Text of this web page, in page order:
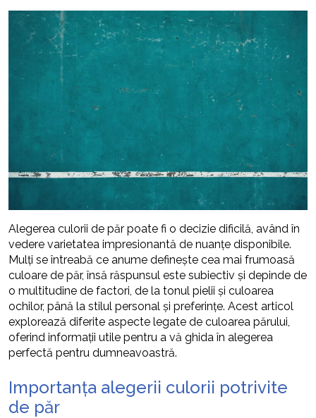
Alegerea culorii de păr poate fi o decizie dificilă, având în
vedere varietatea impresionantă de nuanțe disponibile.
Mulți se întreabă ce anume definește cea mai frumoasă
culoare de păr, însă răspunsul este subiectiv și depinde de
o multitudine de factori, de la tonul pielii și culoarea
ochilor, până la stilul personal și preferințe. Acest articol
explorează diferite aspecte legate de culoarea părului,
oferind informații utile pentru a vă ghida în alegerea
perfectă pentru dumneavoastră.
Importanța alegerii culorii potrivite
de păr